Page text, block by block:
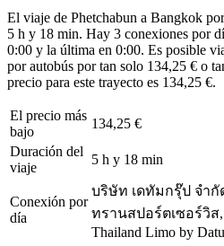
El viaje de Phetchabun a Bangkok
5 h y 18 min. Hay 3 conexiones por
0:00 y la última en 0:00. Es posible
por autobús por tan solo 134,25 € o
precio para este trayecto es 134,25 €.
El precio más
bajo
134,25 €
Duración del
viaje
5 h y 18 min
Conexión por
día
บริษัท เดทัมกรุ๊ป จำกั
ทรานสปอร์ตเซอร์วิส,
Thailand Limo by